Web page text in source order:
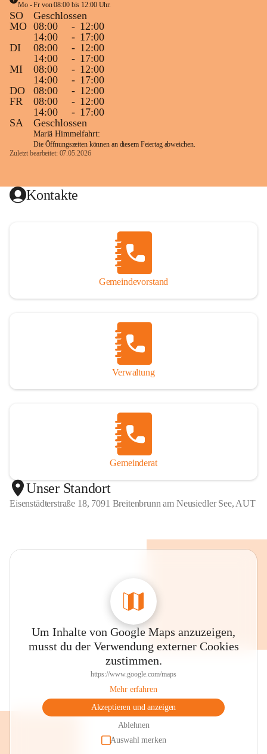
Mo - Fr von 08:00 bis 12:00 Uhr.
SO
Geschlossen
MO 08:00 - 12:00
14:00
- 17:00
DI
08:00 - 12:00
14:00
- 17:00
MI
08:00 - 12:00
14:00
- 17:00
DO
08:00 - 12:00
FR
08:00 - 12:00
14:00
- 17:00
SA
Geschlossen
Mariä Himmelfahrt:
Die Öffnungszeiten können an diesem Feiertag abweichen.
Zuletzt bearbeitet: 07.05.2026
Kontakte
Gemeindevorstand
Verwaltung
Gemeinderat
Unser Standort
Eisenstädterstraße 18, 7091 Breitenbrunn am Neusiedler See, AUT
Um Inhalte von Google Maps anzuzeigen,
musst du der Verwendung externer Cookies
zustimmen.
https://www.google.com/maps
Mehr erfahren
Akzeptieren und anzeigen
Ablehnen
Auswahl merken